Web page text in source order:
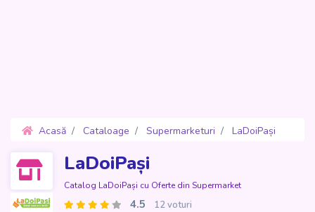
Acasă Cataloage Supermarketuri
LaDoiPași
LaDoiPași
Catalog LaDoiPași cu Oferte din Supermarket
4.5 12 voturi